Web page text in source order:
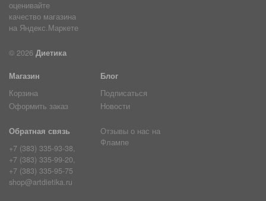
© 2026 Диетика
Магазин
Корзина
Оформить заказ
Блог
Подписаться
Новости
Обратная связь
+7 (383) 335-93-38,
+7 (383) 335-99-20,
+7 (383) 335-95-75
shop@artdietika.ru
Отзывы о нас на
Флампе